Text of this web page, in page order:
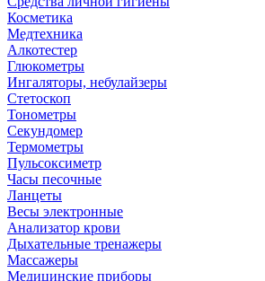
Косметика
Медтехника
Алкотестер
Глюкометры
Ингаляторы, небулайзеры
Стетоскоп
Тонометры
Секундомер
Термометры
Пульсоксиметр
Часы песочные
Ланцеты
Весы электронные
Анализатор крови
Дыхательные тренажеры
Массажеры
Медицинские приборы